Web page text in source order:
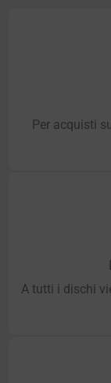
Per acquisti
A tutti i dischi